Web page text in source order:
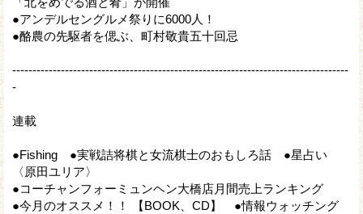
●アンデルセングルメ祭りに6000人！
●酪農の先駆者を偲ぶ、町村敬貴五十回忌
-----------------------------------------------------------------------------------
-
連載
●Fishing ●実戦詰将棋と女流棋士のおもしろ話 ●星占い
〈原田ユリア〉
●コーチャンフォーミュンヘン大橋店月間売上ランキング
●今月のオススメ！！ 【BOOK、CD】 ●情報ウォッチング